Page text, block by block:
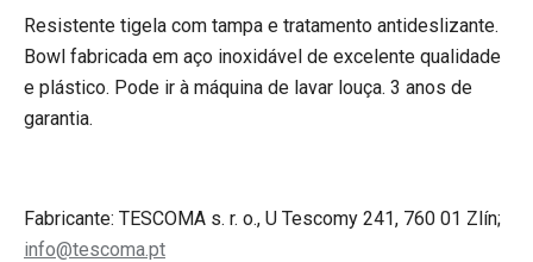
Resistente tigela com tampa e tratamento antideslizante.
Bowl fabricada em aço inoxidável de excelente qualidade
e plástico. Pode ir à máquina de lavar louça. 3 anos de
garantia.
Fabricante: TESCOMA s. r. o., U Tescomy 241, 760 01 Zlín;
info@tescoma.pt